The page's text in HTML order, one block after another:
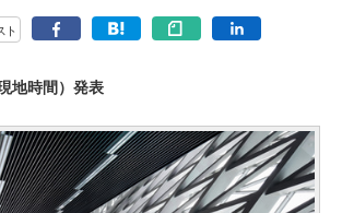
ト
地時間）発表